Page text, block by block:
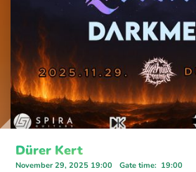
Dürer Kert
November 29, 2025 19:00 Gate time: 19:00